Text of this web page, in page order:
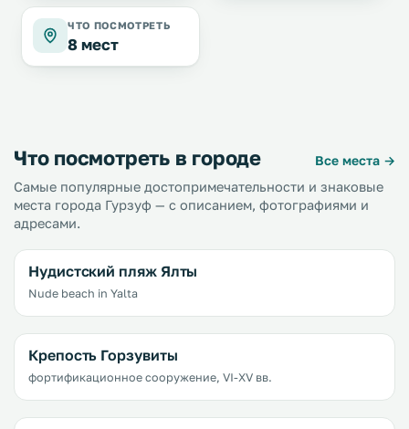
ЧТО ПОСМОТРЕТЬ
8 мест
Что посмотреть в городе
Все места →
Самые популярные достопримечательности и знаковые
места города Гурзуф — с описанием, фотографиями и
адресами.
Нудистский пляж Ялты
Nude beach in Yalta
Крепость Горзувиты
фортификационное сооружение, VI-XV вв.